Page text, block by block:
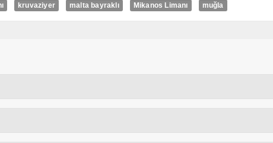
kruvaziyer malta bayraklı Mikanos Limanı muğla